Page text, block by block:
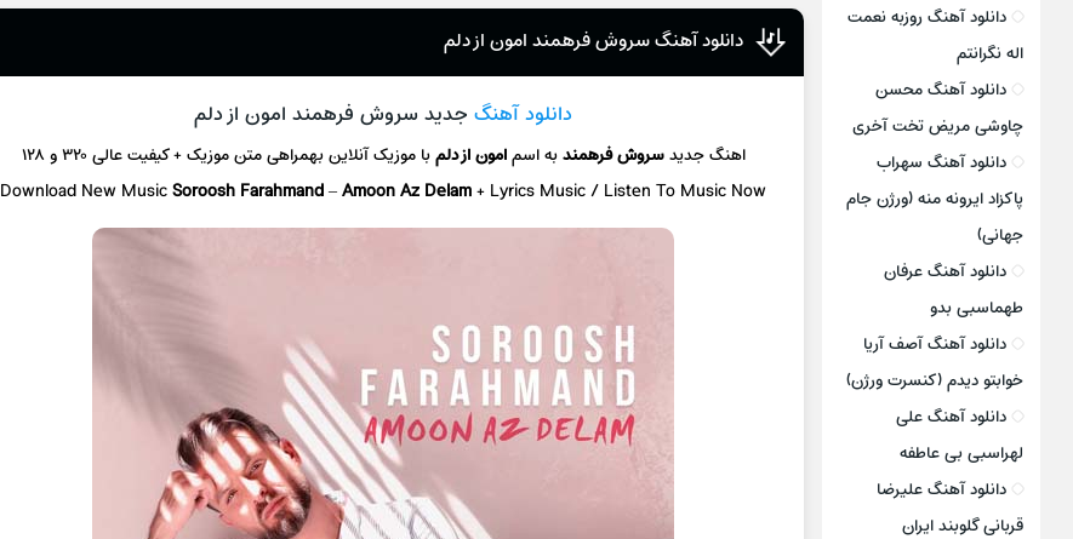
دانلود آهنگ سروش فرهمند امون از دلم
دانلود آهنگجدید سروش فرهمند امون از دلم
اهنگ جدیدسروش فرهمندبه اسمامون از دلمبا موزیک آنلاینبهمراهی متن موزیک + کیفیت عالی ۳۲۰ و ۱۲۸
Download New MusicSoroosh Farahmand–Amoon Az Delam+ Lyrics Music / Listen To Music Now
دانلود آهنگ روزبه نعمت
اله نگرانتم
دانلود آهنگ محسن
چاوشی مریض تخت آخری
دانلود آهنگ سهراب
پاکزاد ایرونه منه (ورژن جام
جهانی)
دانلود آهنگ عرفان
طهماسبی بدو
دانلود آهنگ آصف آریا
خوابتو دیدم (کنسرت ورژن)
دانلود آهنگ علی
لهراسبی بی عاطفه
دانلود آهنگ علیرضا
قربانی گلوبند ایران